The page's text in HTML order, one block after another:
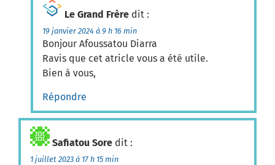
Le Grand Frère dit :
19 janvier 2024 à 9 h 16 min
Bonjour Afoussatou Diarra
Ravis que cet atricle vous a été utile.
Bien à vous,
Répondre
Safiatou Sore dit :
1 juillet 2023 à 17 h 15 min